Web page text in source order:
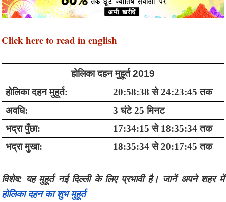
Click here to read in english
होलिका दहन मुहूर्त 2019
होलिका दहन मुहूर्त:
20:58:38 से 24:23:45 तक
अवधि:
3 घंटे 25 मिनट
भद्रा पुँछा:
17:34:15 से 18:35:34 तक
भद्रा मुखा:
18:35:34 से 20:17:45 तक
विशेष: यह मुहूर्त नई
होलिका दहन का शुभ मुहूर्त